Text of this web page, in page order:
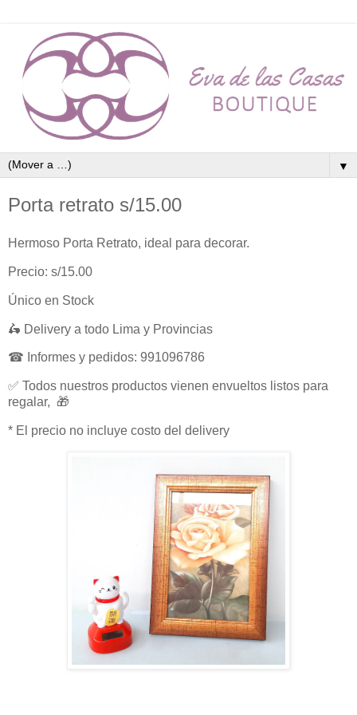
▼
Porta retrato s/15.00
Hermoso Porta Retrato, ideal para decorar.
Precio: s/15.00
Único en Stock
🛵 Delivery a todo Lima y Provincias
☎ Informes y pedidos: 991096786
✅ Todos nuestros productos vienen envueltos listos para
regalar, 🎁
* El precio no incluye costo del delivery